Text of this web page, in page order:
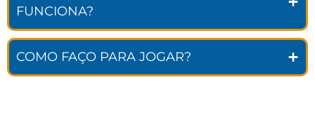
FUNCIONA?
COMO FAÇO PARA JOGAR?